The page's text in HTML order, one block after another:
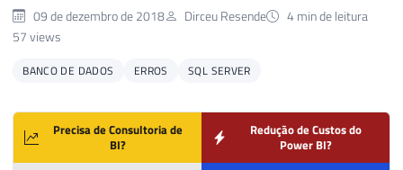
09 de dezembro de 2018 Dirceu Resende
4 min de leitura
57 views
BANCO DE DADOS ERROS SQL SERVER
Precisa de Consultoria de
BI?
Redução de Custos do
Power BI?